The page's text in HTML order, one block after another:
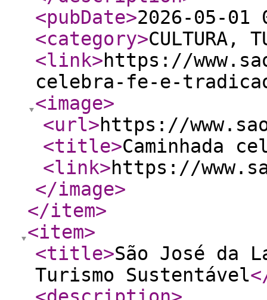
<pubDate>2026-05-01
<category>CULTURA,
<link>https://
celebra-fe-e-
<image>
<url>https://
<title>Caminhada
<link>https://
</image>
</item>
<item>
<title>São José da
Turismo Sustentável